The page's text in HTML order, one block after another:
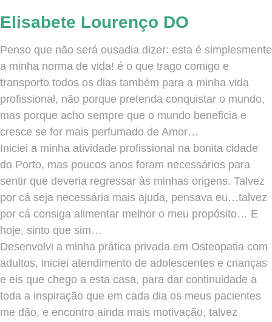
Elisabete Lourenço DO
Penso que não será ousadia dizer: esta é simplesmente
a minha norma de vida! é o que trago comigo e
transporto todos os dias também para a minha vida
profissional, não porque pretenda conquistar o mundo,
mas porque acho sempre que o mundo beneficia e
cresce se for mais perfumado de Amor…
Iniciei a minha atividade profissional na bonita cidade
do Porto, mas poucos anos foram necessários para
sentir que deveria regressar às minhas origens. Talvez
por cá seja necessária mais ajuda, pensava eu…talvez
por cá consiga alimentar melhor o meu propósito… E
hoje, sinto que sim…
Desenvolvi a minha prática privada em Osteopatia com
adultos, iniciei atendimento de adolescentes e crianças
e eis que chego a esta casa, para dar continuidade a
toda a inspiração que em cada dia os meus pacientes
me dão, e encontro ainda mais motivação, talvez